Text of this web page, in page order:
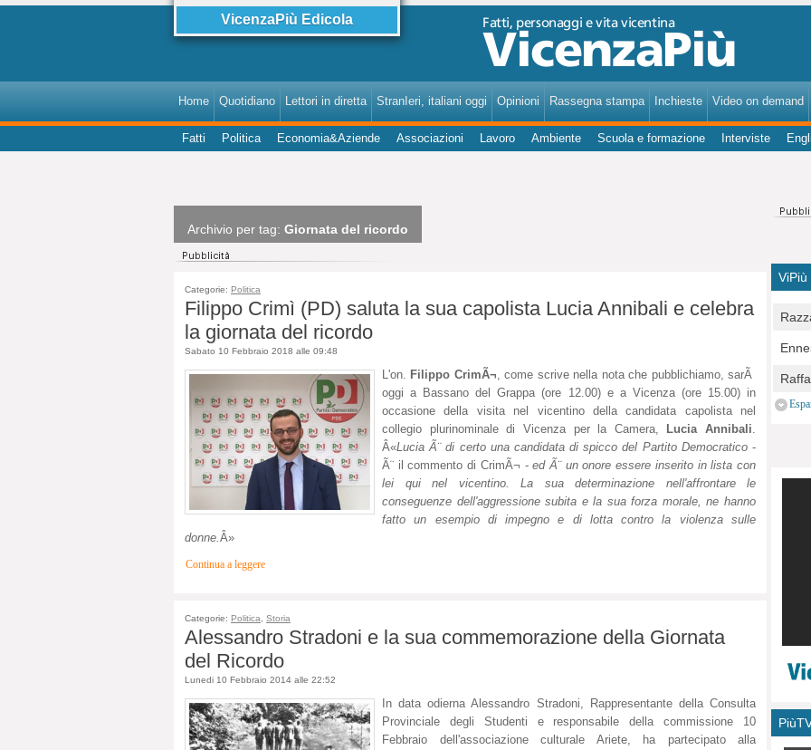
VicenzaPiù Edicola
Home Quotidiano Lettori in diretta StranIeri, italiani oggi Opinioni Rassegna stampa Inchieste Video on demand
Fatti Politica Economia&Aziende Associazioni Lavoro Ambiente Scuola e formazione Interviste
Archivio per tag: Giornata del ricordo
Categorie: Politica
Filippo Crimì (PD) saluta la sua capolista Lucia Annibali e celebra
la giornata del ricordo
Sabato 10 Febbraio 2018 alle 09:48
L'on. Filippo CrimÃ¬, come scrive nella nota che pubblichiamo, sarÃ
oggi a Bassano del Grappa (ore 12.00) e a Vicenza (ore 15.00) in
occasione della visita nel vicentino della candidata capolista nel
collegio plurinominale di Vicenza per la Camera,
Lucia Annibali.
Â«Lucia Ã¨ di certo una candidata di spicco del Partito Democratico-
Ã¨ il commento di CrimÃ¬ -ed Ã¨ un onore essere inserito in lista con
lei qui nel vicentino. La sua determinazione nell'affrontare le
conseguenze dell'aggressione subita e la sua forza morale, ne hanno
fatto un esempio di impegno e di lotta contro la violenza sulle
donne.Â»
Continua a leggere
Categorie: Politica Storia
Alessandro Stradoni e la sua commemorazione della Giornata
del Ricordo
Lunedi 10 Febbraio 2014 alle 22:52
In data odierna Alessandro Stradoni, Rappresentante della Consulta
Provinciale degli Studenti e responsabile della commissione 10
Febbraio dell'associazione culturale Ariete, ha partecipato alla
ViPiù
per
E